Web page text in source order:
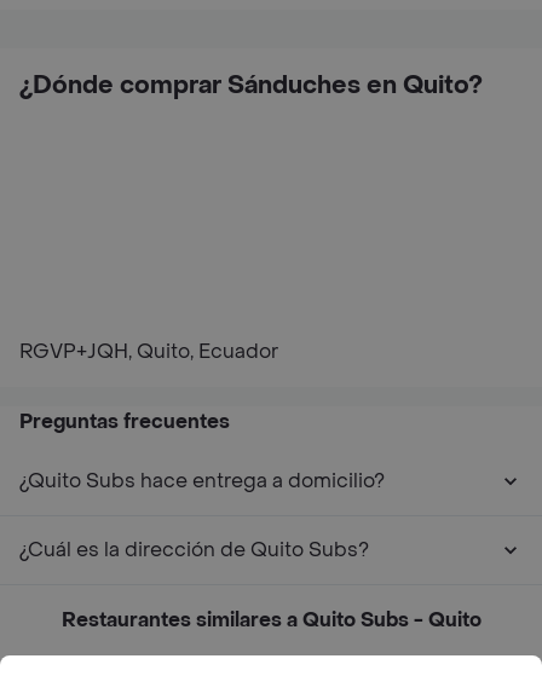
¿Dónde comprar Sánduches en Quito?
RGVP+JQH, Quito, Ecuador
Preguntas frecuentes
¿Quito Subs hace entrega a domicilio?
¿Cuál es la dirección de Quito Subs?
Restaurantes similares a Quito Subs - Quito